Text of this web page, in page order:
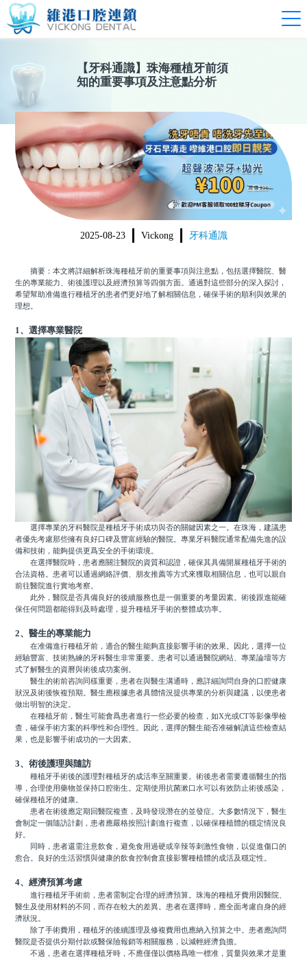
【 牙科通識】 珠海種植牙前須
知的重要事項及注意點分析
2025-08-23 Vickong 牙科通識
摘要：本文將詳細解析珠海種植牙前的重要事項與注意點，包括選擇醫院、醫
生的專業能力、術後護理以及經濟預算等四個方面。通過對這些部分的深入探討，
希望幫助准備進行種植牙的患者們更好地了解相關信息，確保手術的順利與效果的
理想。
1、選擇專業醫院
選擇專業的牙科醫院是種植牙手術成功與否的關鍵因素之一。在珠海，建議患
者優先考慮那些擁有良好口碑及豐富經驗的醫院。專業牙科醫院通常配備先進的設
備和技術，能夠提供更爲安全的手術環境。
在選擇醫院時，患者應關注醫院的資質和認證，確保其具備開展種植牙手術的
合法資格。患者可以通過網絡評價、朋友推薦等方式來獲取相關信息，也可以親自
前往醫院進行實地考察。
此外，醫院是否具備良好的後續服務也是一個重要的考量因素。術後跟進能確
保任何問題都能得到及時處理，提升種植牙手術的整體成功率。
2、醫生的專業能力
在准備進行種植牙前，適合的醫生能夠直接影響手術的效果。因此，選擇一位
經驗豐富、技術熟練的牙科醫生非常重要。患者可以通過醫院網站、專業論壇等方
式了解醫生的資曆與術後成功案例。
醫生的術前咨詢同樣重要，患者在與醫生溝通時，應詳細詢問自身的口腔健康
狀況及術後恢複預期。醫生應根據患者具體情況提供專業的分析與建議，以便患者
做出明智的決定。
在種植牙前，醫生可能會爲患者進行一些必要的檢查，如X光或CT等影像學檢
查，確保手術方案的科學性和合理性。因此，選擇的醫生能否准確解讀這些檢查結
果，也是影響手術成功的一大因素。
3、術後護理與隨訪
種植牙手術後的護理對種植牙的成活率至關重要。術後患者需要遵循醫生的指
導，合理使用藥物並保持口腔衛生。定期使用抗菌漱口水可以有效防止術後感染，
確保種植牙的健康。
患者在術後應定期回醫院複查，及時發現潛在的並發症。大多數情況下，醫生
會制定一個隨訪計劃，患者應嚴格按照計劃進行複查，以確保種植體的穩定情況良
好。
同時，患者還需注意飲食，避免食用過硬或辛辣等刺激性食物，以促進傷口的
愈合。良好的生活習慣與健康的飲食控制會直接影響種植體的成活及穩定性。
4、經濟預算考慮
進行種植牙手術前，患者需制定合理的經濟預算。珠海的種植牙費用因醫院、
醫生及使用材料的不同，而存在較大的差異。患者在選擇時，應全面考慮自身的經
濟狀況。
除了手術費用，種植牙的後續護理及修複費用也應納入預算之中。患者應詢問
醫院是否提供分期付款或醫保險報銷等相關服務，以減輕經濟負擔。
不過，患者在選擇種植牙時，不應僅僅以價格爲唯一標准，質量與效果才是重